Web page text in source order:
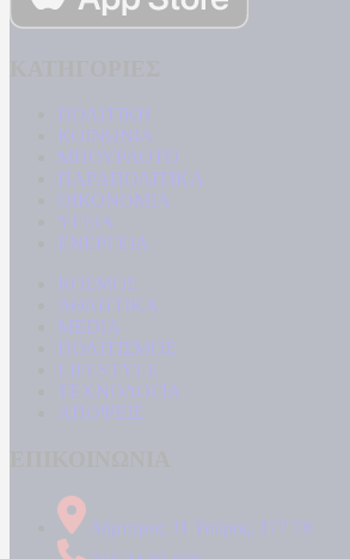
ΠΟΛΙΤΙΚΗ
ΚΟΙΝΩΝΙΑ
ΜΠΟΥΡΛΟΤΟ
ΠΑΡΑΠΟΛΙΤΙΚΑ
ΟΙΚΟΝΟΜΙΑ
ΥΓΕΙΑ
ΕΝΕΡΓΕΙΑ
ΚΟΣΜΟΣ
ΑΘΛΗΤΙΚΑ
MEDIA
ΠΟΛΙΤΙΣΜΟΣ
LIFESTYLE
ΤΕΧΝΟΛΟΓΙΑ
ΑΠΟΨΕΙΣ
Δήμητρος 31 Ταύρος, 177 78